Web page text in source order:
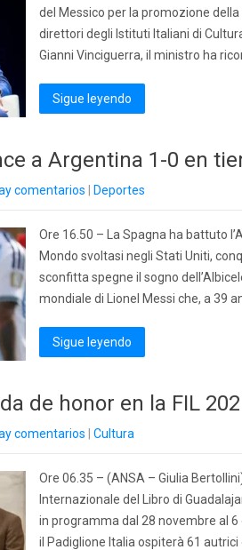
del Messico per la promozione
direttori degli Istituti Italiani di
Gianni Vinciguerra, il ministro ha
Sigue leyendo
a Argentina 1-0 en
comentarios Deportes
Ore 16.50 – La Spagna ha battuto
Mondo svoltasi negli Stati Uniti,
sconfitta spegne il sogno
mondiale di Lionel Messi che, a 39
Sigue leyendo
de honor en la FIL
comentarios Cultura
Ore 06.35 – (ANSA – Giulia
Internazionale del Libro di
in programma dal 28 novembre al
il Padiglione Italia ospiterà 61